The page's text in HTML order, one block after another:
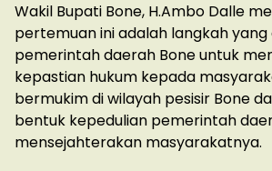
Wakil Bupati Bone, H.Ambo Dalle
pertemuan ini adalah langkah yang
pemerintah daerah Bone untuk
kepastian hukum kepada
bermukim di wilayah pesisir Bone
bentuk kepedulian pemerintah
mensejahterakan masyarakatnya.